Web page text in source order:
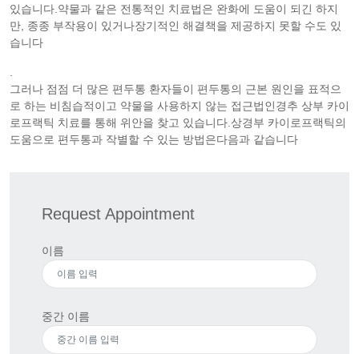
있습니다.약물과 같은 전통적인 치료법은 완화에 도움이 되긴 하지
만, 종종 부작용이 있거나장기적인 해결책을 제공하지 못할 수도 있
습니다
.
그러나 점점 더 많은 편두통 환자들이 편두통의 근본 원인을 표적으
로 하는 비침습적이고 약물을 사용하지 않는 접근법인경추 상부 카이
로프랙틱 치료를 통해 위안을 찾고 있습니다.상경부 카이로프랙틱의
도움으로 편두통과 작별할 수 있는 방법은다음과 같습니다
Request Appointment
이름
중간 이름